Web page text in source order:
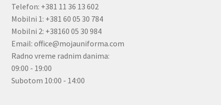
Telefon: +381 11 36 13 602
Mobilni 1: +381 60 05 30 784
Mobilni 2: +38160 05 30 984
Email: office@mojauniforma.com
Radno vreme radnim danima:
09:00 - 19:00
Subotom 10:00 - 14:00